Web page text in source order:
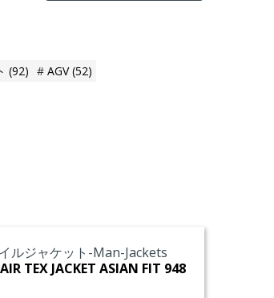
(92) AGV(52)
TEX JACKET ASIAN FIT 948